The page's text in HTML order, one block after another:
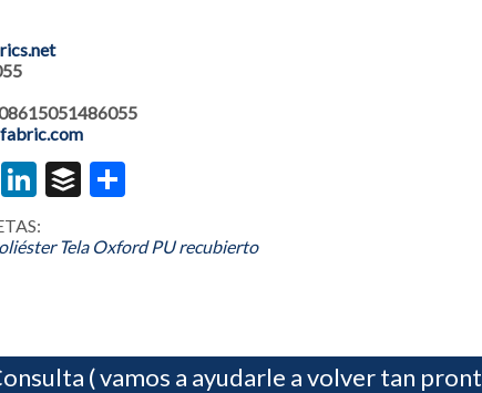
LinkedIn
Buffer
Share
Tela Oxford PU recubierto
( vamos a ayudarle a volver tan